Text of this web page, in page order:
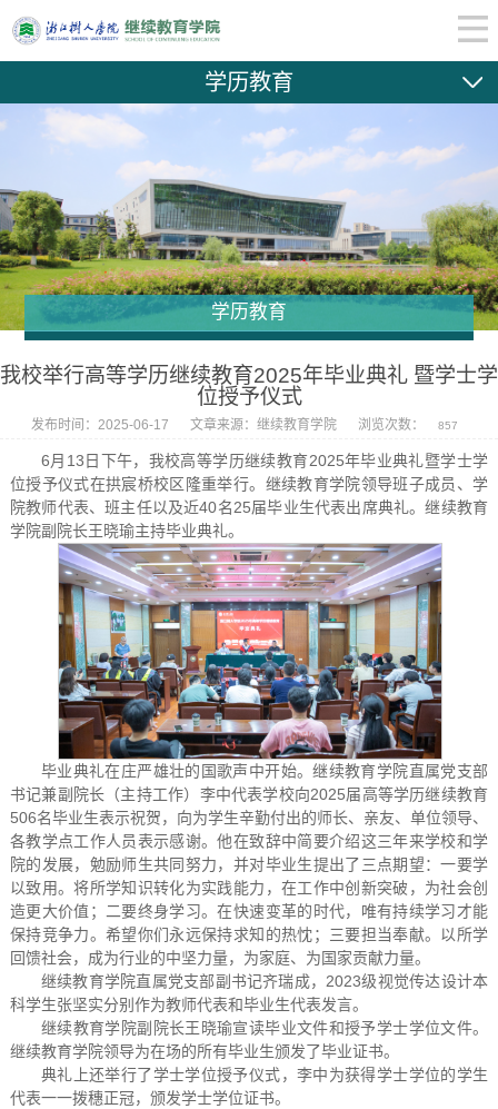
学历教育
学历教育
我校举行高等学历继续教育2025年毕业典礼 暨学士学
位授予仪式
发布时间：2025-06-17 文章来源：继续教育学院 浏览次数： 857
6月13日下午，我校高等学历继续教育2025年毕业典礼暨学士学
位授予仪式在拱宸桥校区隆重举行。继续教育学院领导班子成员、学
院教师代表、班主任以及近40名25届毕业生代表出席典礼。继续教育
学院副院长王晓瑜主持毕业典礼。
毕业典礼在庄严雄壮的国歌声中开始。继续教育学院直属党支部
书记兼副院长（主持工作）李中代表学校向2025届高等学历继续教育
506名毕业生表示祝贺，向为学生辛勤付出的师长、亲友、单位领导、
各教学点工作人员表示感谢。他在致辞中简要介绍这三年来学校和学
院的发展，勉励师生共同努力，并对毕业生提出了三点期望：一要学
以致用。将所学知识转化为实践能力，在工作中创新突破，为社会创
造更大价值；二要终身学习。在快速变革的时代，唯有持续学习才能
保持竞争力。希望你们永远保持求知的热忱；三要担当奉献。以所学
回馈社会，成为行业的中坚力量，为家庭、为国家贡献力量。
继续教育学院直属党支部副书记齐瑞成，2023级视觉传达设计本
科学生张坚实分别作为教师代表和毕业生代表发言。
继续教育学院副院长王晓瑜宣读毕业文件和授予学士学位文件。
继续教育学院领导为在场的所有毕业生颁发了毕业证书。
典礼上还举行了学士学位授予仪式，李中为获得学士学位的学生
代表一一拨穗正冠，颁发学士学位证书。